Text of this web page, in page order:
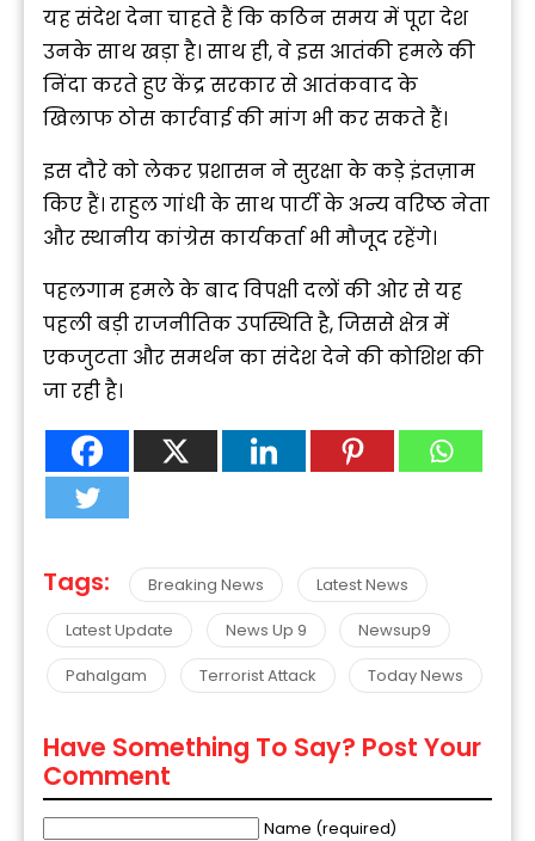
यह संदेश देना चाहते हैं कि कठिन समय में पूरा देश
उनके साथ खड़ा है। साथ ही, वे इस आतंकी हमले की
निंदा करते हुए केंद्र सरकार से आतंकवाद के
खिलाफ ठोस कार्रवाई की मांग भी कर सकते हैं।
इस दौरे को लेकर प्रशासन ने सुरक्षा के कड़े इंतज़ाम
किए हैं। राहुल गांधी के साथ पार्टी के अन्य वरिष्ठ नेता
और स्थानीय कांग्रेस कार्यकर्ता भी मौजूद रहेंगे।
पहलगाम हमले के बाद विपक्षी दलों की ओर से यह
पहली बड़ी राजनीतिक उपस्थिति है, जिससे क्षेत्र में
एकजुटता और समर्थन का संदेश देने की कोशिश की
जा रही है।
Tags: Breaking News
Latest News
Latest Update
News Up 9
Newsup9
Pahalgam
Terrorist Attack Today News
Have Something To Say? Post Your
Comment
Name (required)